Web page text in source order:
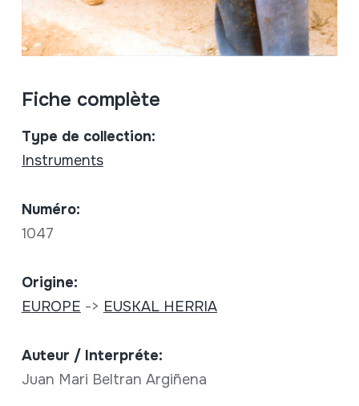
Fiche complète
Type de collection:
Instruments
Numéro:
1047
Origine:
EUROPE -> EUSKAL HERRIA
Auteur / Interpréte:
Juan Mari Beltran Argiñena